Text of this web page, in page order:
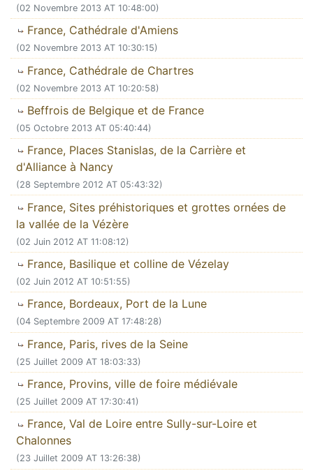
(02 Novembre 2013 AT 10:48:00)
France, Cathédrale d'Amiens
(02 Novembre 2013 AT 10:30:15)
France, Cathédrale de Chartres
(02 Novembre 2013 AT 10:20:58)
Beffrois de Belgique et de France
(05 Octobre 2013 AT 05:40:44)
France, Places Stanislas, de la Carrière et
d'Alliance à Nancy
(28 Septembre 2012 AT 05:43:32)
France, Sites préhistoriques et grottes ornées de
la vallée de la Vézère
(02 Juin 2012 AT 11:08:12)
France, Basilique et colline de Vézelay
(02 Juin 2012 AT 10:51:55)
France, Bordeaux, Port de la Lune
(04 Septembre 2009 AT 17:48:28)
France, Paris, rives de la Seine
(25 Juillet 2009 AT 18:03:33)
France, Provins, ville de foire médiévale
(25 Juillet 2009 AT 17:30:41)
France, Val de Loire entre Sully-sur-Loire et
Chalonnes
(23 Juillet 2009 AT 13:26:38)